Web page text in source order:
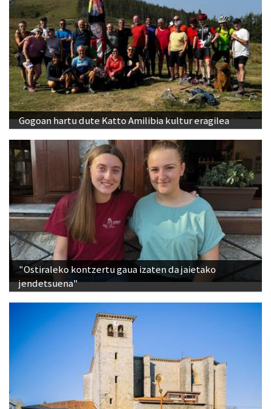
Gogoan hartu dute Katto Amilibia kultur eragilea
"Ostiraleko kontzertu gaua izaten da jaietako
jendetsuena"
San Bittorreko eta Santa Vitoriako audiogidak,